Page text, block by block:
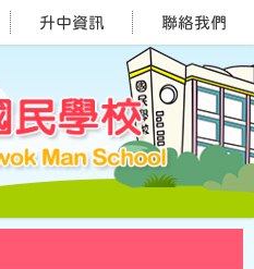
升中資訊 聯絡我們